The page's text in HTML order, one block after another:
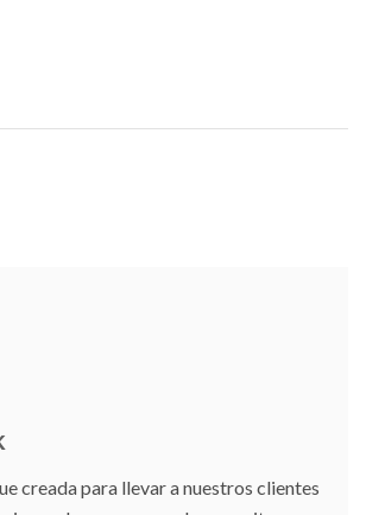
creada para llevar a nuestros clientes